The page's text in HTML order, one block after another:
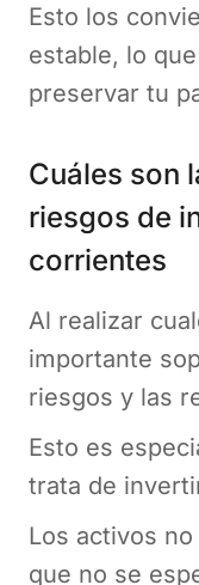
Esto los
estable, lo
preservar tu
Cuáles son
riesgos de
corrientes
Al realizar
importante
riesgos y las
Esto es
trata de
Los activos
que no se